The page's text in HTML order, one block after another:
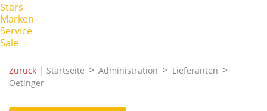
Stars
Marken
Service
Sale
Zurück | Startseite Administration
Lieferanten
Oetinger